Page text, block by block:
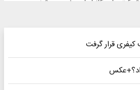
قرار گرفت